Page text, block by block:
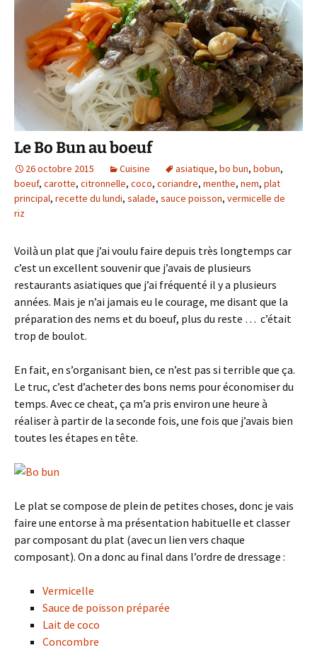
Le Bo Bun au boeuf
26 octobre 2015 Cuisine asiatique, bo bun, bobun,
boeuf, carotte, citronnelle, coco, coriandre, menthe, nem, plat
principal, recette du lundi, salade, sauce poisson, vermicelle de
riz
Voilà un plat que j’ai voulu faire depuis très longtemps car
c’est un excellent souvenir que j’avais de plusieurs
restaurants asiatiques que j’ai fréquenté il y a plusieurs
années. Mais je n’ai jamais eu le courage, me disant que la
préparation des nems et du boeuf, plus du reste … c’était
trop de boulot.
En fait, en s’organisant bien, ce n’est pas si terrible que ça.
Le truc, c’est d’acheter des bons nems pour économiser du
temps. Avec ce cheat, ça m’a pris environ une heure à
réaliser à partir de la seconde fois, une fois que j’avais bien
toutes les étapes en tête.
Le plat se compose de plein de petites choses, donc je vais
faire une entorse à ma présentation habituelle et classer
par composant du plat (avec un lien vers chaque
composant). On a donc au final dans l’ordre de dressage :
Vermicelle
Sauce de poisson préparée
Lait de coco
Concombre